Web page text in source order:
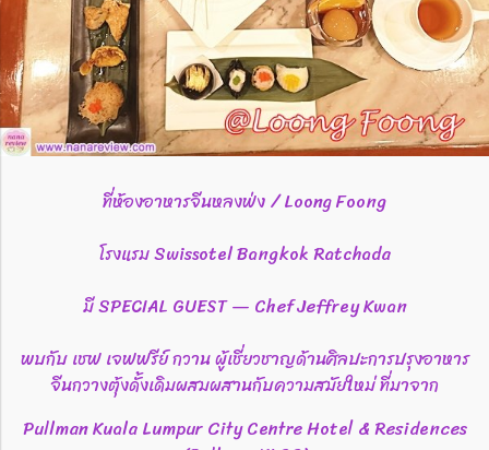
ที่ห้องอาหารจีนหลงฟ่ง / Loong Foong
โรงแรม Swissotel Bangkok Ratchada
มี SPECIAL GUEST — Chef Jeffrey Kwan
พบกับ เชฟ เจฟฟรีย์ กวาน ผู้เชี่ยวชาญด้านศิลปะการปรุงอาหาร
จีนกวางตุ้งดั้งเดิมผสมผสานกับความสมัยใหม่ ที่มาจาก
Pullman Kuala Lumpur City Centre Hotel & Residences